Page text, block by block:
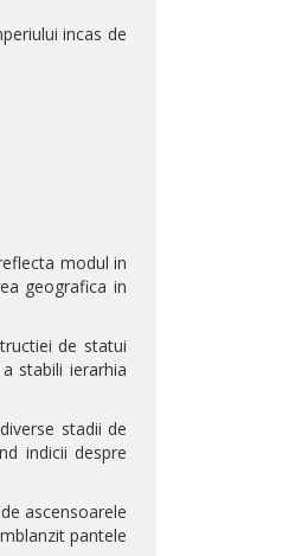
incas de
modul in
geografica in
de statui
stabili ierarhia
stadii de
indicii despre
ascensoarele
pantele